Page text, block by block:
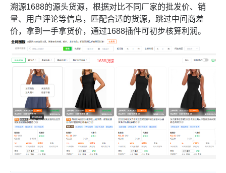
溯源1688的源头货源，根据对比不同厂家的批发价、销
量、用户评论等信息，匹配合适的货源，跳过中间商差
价，拿到一手拿货价，通过1688插件可初步核算利润。